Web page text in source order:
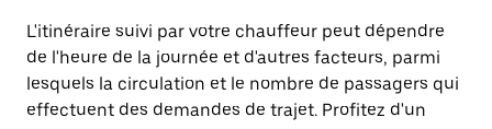
L'itinéraire suivi par votre chauffeur peut dépendre
de l'heure de la journée et d'autres facteurs, parmi
lesquels la circulation et le nombre de passagers qui
effectuent des demandes de trajet. Profitez d'un